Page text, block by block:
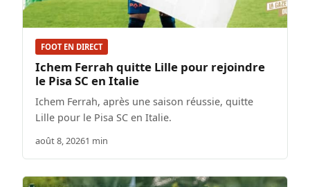
FOOT EN DIRECT
Ichem Ferrah quitte Lille pour rejoindre
le Pisa SC en Italie
Ichem Ferrah, après une saison réussie, quitte
Lille pour le Pisa SC en Italie.
août 8, 20261 min